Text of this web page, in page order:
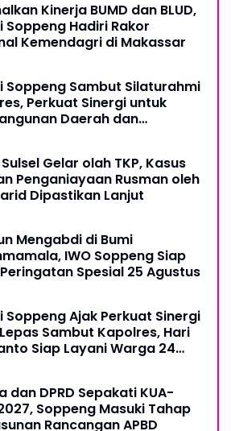
Kinerja BUMD dan BLUD,
Soppeng Hadiri Rakor
Kemendagri di Makassar
Soppeng Sambut Silaturahmi
Perkuat Sinergi untuk
Daerah dan
Gelar olah TKP, Kasus
Penganiayaan Rusman oleh
Dipastikan Lanjut
Mengabdi di Bumi
IWO Soppeng Siap
Spesial 25 Agustus
Soppeng Ajak Perkuat Sinergi
Sambut Kapolres, Hari
Siap Layani Warga 24
dan DPRD Sepakati KUA-
Soppeng Masuki Tahap
Rancangan APBD